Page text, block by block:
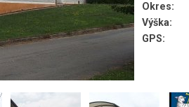
Okres:
Výška:
GPS: